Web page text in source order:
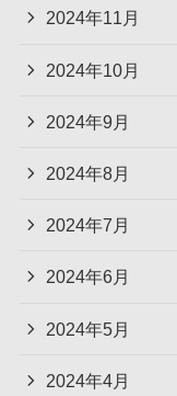
2024年11月
2024年10月
2024年9月
2024年8月
2024年7月
2024年6月
2024年5月
2024年4月